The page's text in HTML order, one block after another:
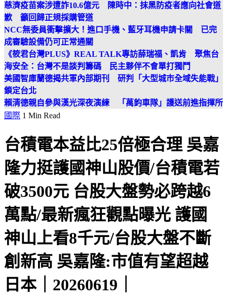
慈濟疫苗案涉遭詐10.6億元 陳時中：抹黑防疫者應向社會道
歉 籲回歸正規採購管道
NCC無委員衝擊擴大！進口手機、藍牙耳機申請卡關 已完
成審驗設備仍可正常通關
《筱君台灣PLUS》REAL TALK專訪薛瑞福、凱肯 聚焦台
海安全：台灣不是談判籌碼 民主夥伴不會單打獨鬥
美國智庫蘭德揭共軍內部期刊 研判「大型城市全域失能戰」
鎖定台北
賴清德親自參與漢光深夜演練 「萬鈞車隊」護送前進指揮所
國際 1 Min Read
台積電本益比25倍極合理 吳嘉
隆力挺護國神山股價/台積電若
破3500元 台股大盤勢必跨越6
萬點/最新瘋狂觀點曝光 護國
神山上看8千元/台股大盤不斷
創新高 吳嘉隆:市值有望超越
日本｜20260619｜